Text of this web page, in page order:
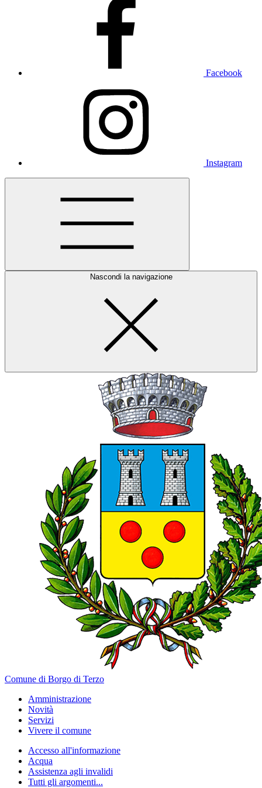
Facebook
Instagram
Nascondi la navigazione
Comune di Borgo di Terzo
Amministrazione
Novità
Servizi
Vivere il comune
Accesso all'informazione
Acqua
Assistenza agli invalidi
Tutti gli argomenti...